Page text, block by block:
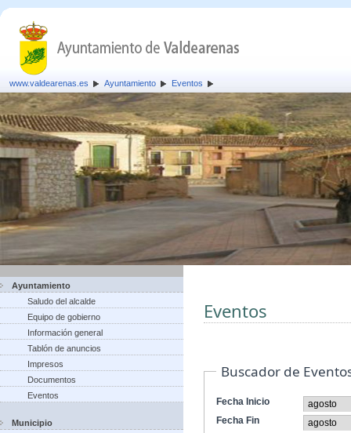
www.valdearenas.es Ayuntamiento Eventos
Ayuntamiento
Saludo del alcalde
Equipo de gobierno
Información general
Tablón de anuncios
Impresos
Documentos
Eventos
Municipio
Eventos
Buscador de
Fecha Inicio
Fecha Fin